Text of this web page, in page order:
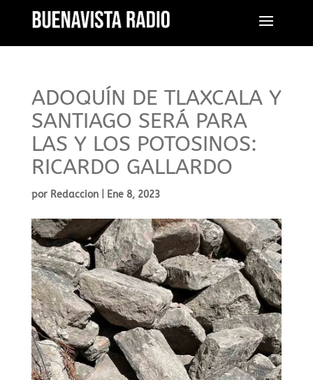
ADOQUÍN DE TLAXCALA Y
SANTIAGO SERÁ PARA
LAS Y LOS POTOSINOS:
RICARDO GALLARDO
por Redaccion| Ene 8, 2023